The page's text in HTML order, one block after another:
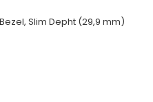
Slim Depht (29,9 mm)